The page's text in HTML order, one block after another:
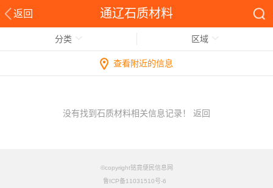
返回 通辽石质材料
分类 区域
查看附近的信息
没有找到石质材料相关信息记录！ 返回
©copyright铭竟便民信息网
鲁ICP备11031510号-6